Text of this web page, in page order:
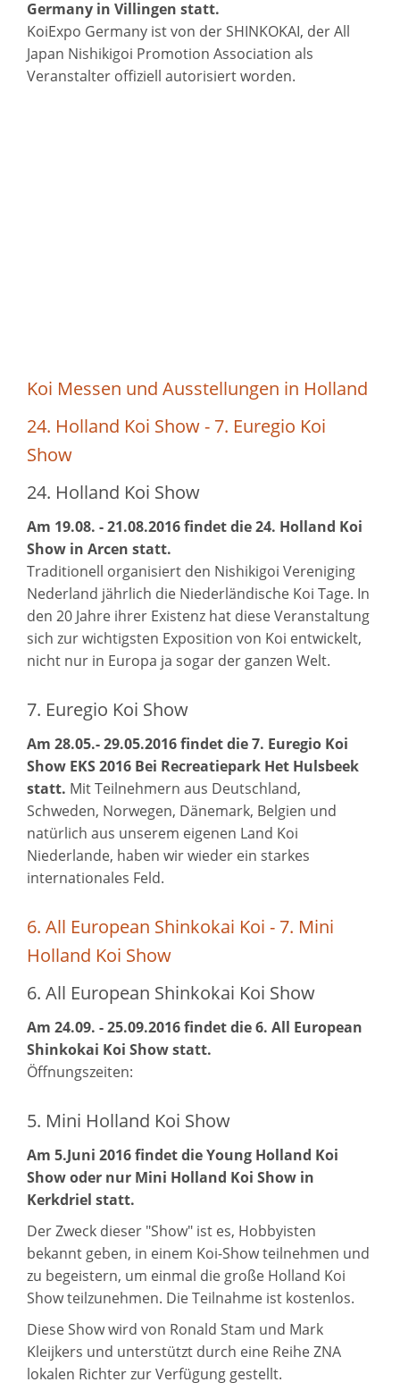
Germany in Villingen statt.
KoiExpo Germany ist von der SHINKOKAI, der All
Japan Nishikigoi Promotion Association als
Veranstalter offiziell autorisiert worden.
Koi Messen und Ausstellungen in Holland
24. Holland Koi Show - 7. Euregio Koi
Show
24. Holland Koi Show
Am 19.08. - 21.08.2016 findet die 24. Holland Koi
Show in Arcen statt.
Traditionell organisiert den Nishikigoi Vereniging
Nederland jährlich die Niederländische Koi Tage. In
den 20 Jahre ihrer Existenz hat diese Veranstaltung
sich zur wichtigsten Exposition von Koi entwickelt,
nicht nur in Europa ja sogar der ganzen Welt.
7. Euregio Koi Show
Am 28.05.- 29.05.2016 findet die 7. Euregio Koi
Show EKS 2016 Bei Recreatiepark Het Hulsbeek
statt. Mit Teilnehmern aus Deutschland,
Schweden, Norwegen, Dänemark, Belgien und
natürlich aus unserem eigenen Land Koi
Niederlande, haben wir wieder ein starkes
internationales Feld.
6. All European Shinkokai Koi - 7. Mini
Holland Koi Show
6. All European Shinkokai Koi Show
Am 24.09. - 25.09.2016 findet die 6. All European
Shinkokai Koi Show statt.
Öffnungszeiten:
5. Mini Holland Koi Show
Am 5.Juni 2016 findet die Young Holland Koi
Show oder nur Mini Holland Koi Show in
Kerkdriel statt.
Der Zweck dieser "Show" ist es, Hobbyisten
bekannt geben, in einem Koi-Show teilnehmen und
zu begeistern, um einmal die große Holland Koi
Show teilzunehmen. Die Teilnahme ist kostenlos.
Diese Show wird von Ronald Stam und Mark
Kleijkers und unterstützt durch eine Reihe ZNA
lokalen Richter zur Verfügung gestellt.